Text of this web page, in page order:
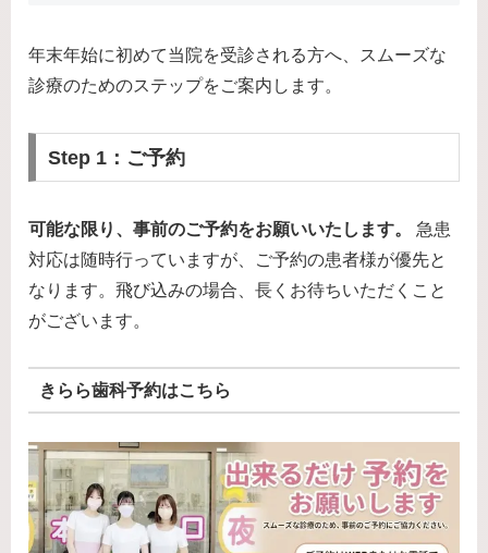
年末年始に初めて当院を受診される方へ、スムーズな
診療のためのステップをご案内します。
Step 1：ご予約
可能な限り、事前のご予約をお願いいたします。
急患
対応は随時行っていますが、ご予約の患者様が優先と
なります。飛び込みの場合、長くお待ちいただくこと
がございます。
きらら歯科予約はこちら